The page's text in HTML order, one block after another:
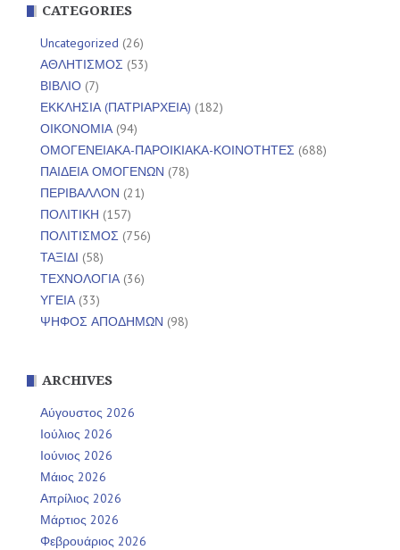
CATEGORIES
Uncategorized (26)
ΑΘΛΗΤΙΣΜΟΣ (53)
ΒΙΒΛΙΟ (7)
ΕΚΚΛΗΣΙΑ (ΠΑΤΡΙΑΡΧΕΙΑ) (182)
ΟΙΚΟΝΟΜΙΑ(94)
ΟΜΟΓΕΝΕΙΑΚΑ-ΠΑΡΟΙΚΙΑΚΑ-ΚΟΙΝΟΤΗΤΕΣ (688)
ΠΑΙΔΕΙΑ ΟΜΟΓΕΝΩΝ (78)
ΠΕΡΙΒΑΛΛΟΝ (21)
ΠΟΛΙΤΙΚΗ (157)
ΠΟΛΙΤΙΣΜΟΣ (756)
ΤΑΞΙΔΙ (58)
ΤΕΧΝΟΛΟΓΙΑ(36)
ΥΓΕΙΑ(33)
ΨΗΦΟΣ ΑΠΟΔΗΜΩΝ (98)
ARCHIVES
Αύγουστος 2026
Ιούλιος 2026
Ιούνιος 2026
Μάιος 2026
Απρίλιος 2026
Μάρτιος 2026
Φεβρουάριος 2026